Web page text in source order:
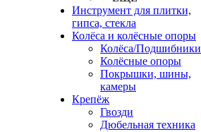
Инструмент для плитки,
гипса, стекла
Колёса и колёсные опоры
Колёса/Подшибники
Колёсные опоры
Покрышки, шины,
камеры
Крепёж
Гвозди
Дюбельная техника